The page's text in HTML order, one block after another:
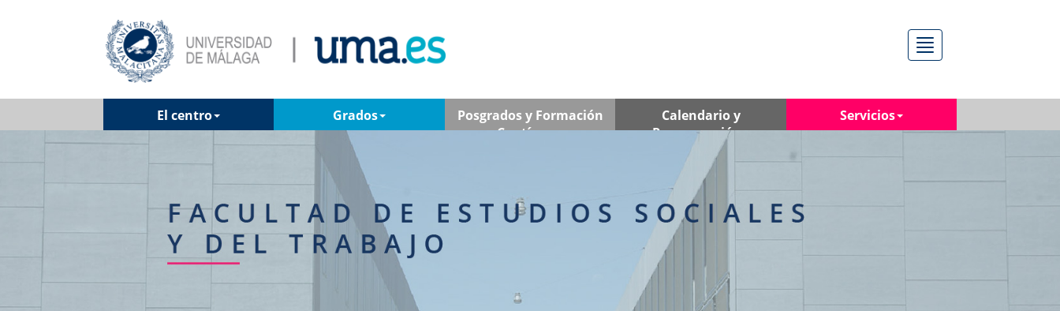
Menú
El centro Grados
Posgrados y Formación
Contínua
Calendario y
Programación
Servicios